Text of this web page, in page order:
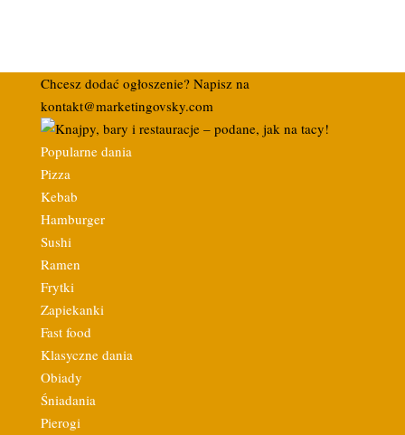
Chcesz dodać ogłoszenie? Napisz na
kontakt@marketingovsky.com
Popularne dania
Pizza
Kebab
Hamburger
Sushi
Ramen
Frytki
Zapiekanki
Fast food
Klasyczne dania
Obiady
Śniadania
Pierogi